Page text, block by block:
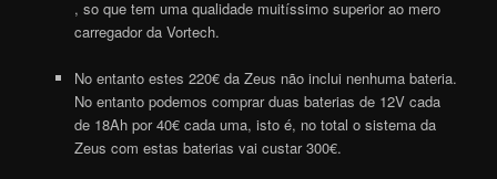
, so que tem uma qualidade muitíssimo superior ao mero
carregador da Vortech.
No entanto estes 220€ da Zeus não inclui nenhuma bateria.
No entanto podemos comprar duas baterias de 12V cada
de 18Ah por 40€ cada uma, isto é, no total o sistema da
Zeus com estas baterias vai custar 300€.